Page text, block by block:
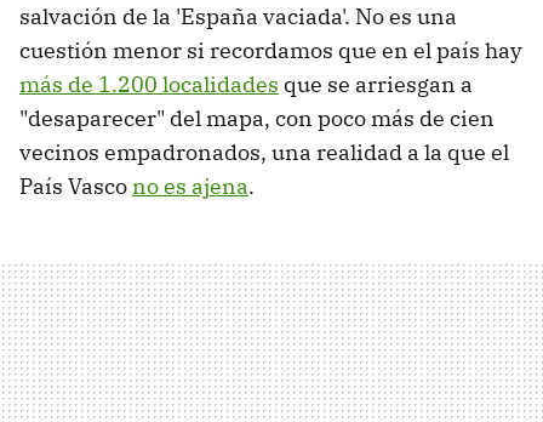
salvación de la 'España vaciada'. No es una
cuestión menor si recordamos que en el país hay
más de 1.200 localidades que se arriesgan a
"desaparecer" del mapa, con poco más de cien
vecinos empadronados, una realidad a la que el
País Vascono es ajena.